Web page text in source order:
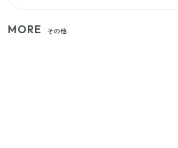
MORE その他